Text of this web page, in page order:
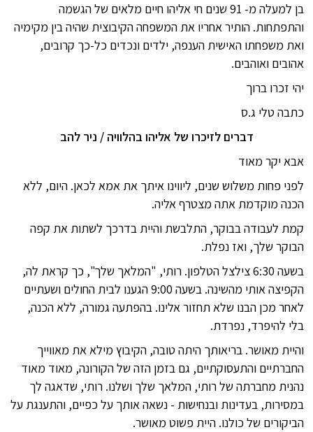
בן למעלה מ- 91 שנים חי אליהו חיים מלאים של הגשמה
והתפתחות. הותיר אחריו את המשפחה הקיבוצית שהיה בין מקימיה
ואת משפחתו האישית הענפה, ילדים ונכדים כל-כך קרובים,
אהובים ואוהבים.
יהי זכרו ברוך
כתבה טלי ג.ס
דברים לזיכרו של אליהו בהלוויה / ניר להב
אבא יקר מאוד
לפני פחות משלוש שנים, ליווינו איתך את אמא לכאן. היום, ללא
הכנה מוקדמת אתה מצטרף אליה.
קמת לעבודה בבוקר, התלבשת והיית בדרכך לשתות את קפה
הבוקר שלך, ואז נפלת.
בשעה 6:30 צילצל הטלפון. רותי, "המלאך שלך", כך קראת לה,
הקפיצה אותי מהשינה. בשעה 9:00 הגענו לבית החולים ושעתיים
לאחר מכן הבנו שלא תחזור אלינו. בהפתעה גמורה, ללא הכנה,
בלי להיפרד, נפרדת.
והיית מאושר. בריאותך היתה טובה, הקיבוץ מילא את מאווייך
החברתיים והתעסוקתיים, גם בזמן הזה של הקורונה, מאוד מאוד
נהנית מחברתה של רותי, המלאך שלך ושלנו. רותי, שדאגה לך
במסירות, בעדינות ובנחישות - נשאה אותך על כפיים, והתענגת על
הביקורים של כולנו. היית פשוט מאושר.